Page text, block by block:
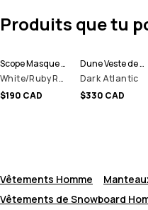
Produits que tu
Scope Masque de ski
White/Ruby Red Mirror
$190 CAD
Dune Veste de Ski Homme
Dark Atlantic
$330 CAD
Vêtements Homme
Vêtements de Snowboard